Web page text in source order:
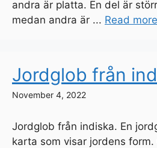
andra är platta. En del är
medan andra är ... Read more
Jordglob från
November 4, 2022
Jordglob från indiska. En
karta som visar jordens